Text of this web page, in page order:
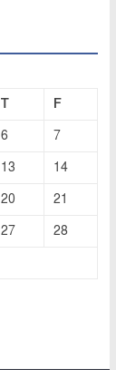
T
F
6
7
13
14
20
21
27
28